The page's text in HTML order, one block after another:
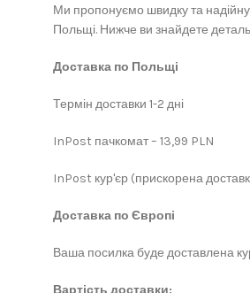
Ми пропонуємо швидку та
Польщі. Нижче ви знайдете
Доставка по Польщі
Термін доставки 1-2 дні
InPost пачкомат – 13,99 PLN
InPost кур'єр (прискорена
Доставка по Європі
Ваша посилка буде доставлена
Вартість доставки: